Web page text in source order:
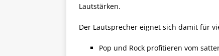
Lautstärken.
Der Lautsprecher eignet sich damit für
Pop und Rock profitieren vom